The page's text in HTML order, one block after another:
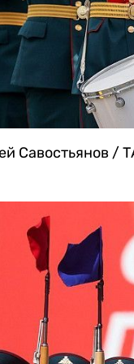
Савостьянов /